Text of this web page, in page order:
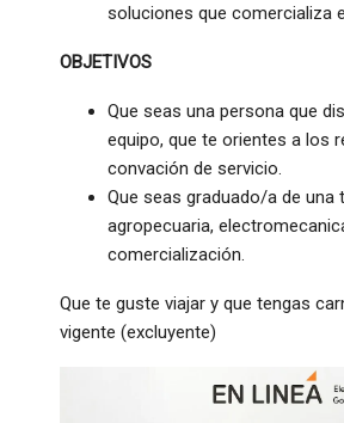
soluciones que comercializa
OBJETIVOS
Que seas una persona que
equipo, que te orientes a los
convación de servicio.
Que seas graduado/a de una
agropecuaria,
comercialización.
Que te guste viajar y que tengas
vigente (excluyente)